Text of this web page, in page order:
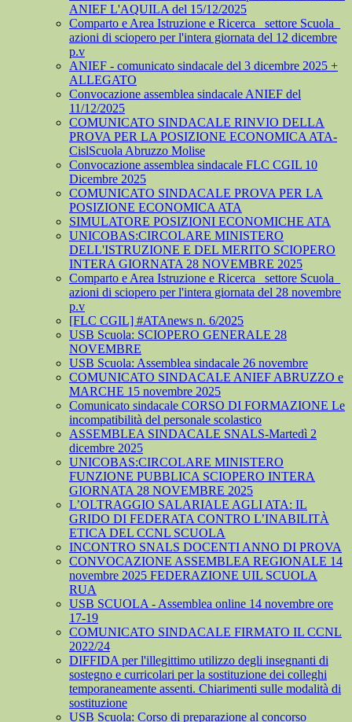
ANIEF L'AQUILA del 15/12/2025
Comparto e Area Istruzione e Ricerca_ settore Scuola_
azioni di sciopero per l'intera giornata del 12 dicembre
p.v
ANIEF - comunicato sindacale del 3 dicembre 2025 +
ALLEGATO
Convocazione assemblea sindacale ANIEF del
11/12/2025
COMUNICATO SINDACALE RINVIO DELLA
PROVA PER LA POSIZIONE ECONOMICA ATA-
CislScuola Abruzzo Molise
Convocazione assemblea sindacale FLC CGIL 10
Dicembre 2025
COMUNICATO SINDACALE PROVA PER LA
POSIZIONE ECONOMICA ATA
SIMULATORE POSIZIONI ECONOMICHE ATA
UNICOBAS:CIRCOLARE MINISTERO
DELL'ISTRUZIONE E DEL MERITO SCIOPERO
INTERA GIORNATA 28 NOVEMBRE 2025
Comparto e Area Istruzione e Ricerca_ settore Scuola_
azioni di sciopero per l'intera giornata del 28 novembre
p.v
[FLC CGIL] #ATAnews n. 6/2025
USB Scuola: SCIOPERO GENERALE 28
NOVEMBRE
USB Scuola: Assemblea sindacale 26 novembre
COMUNICATO SINDACALE ANIEF ABRUZZO e
MARCHE 15 novembre 2025
Comunicato sindacale CORSO DI FORMAZIONE Le
incompatibilità del personale scolastico
ASSEMBLEA SINDACALE SNALS-Martedì 2
dicembre 2025
UNICOBAS:CIRCOLARE MINISTERO
FUNZIONE PUBBLICA SCIOPERO INTERA
GIORNATA 28 NOVEMBRE 2025
L’OLTRAGGIO SALARIALE AGLI ATA: IL
GRIDO DI FEDERATA CONTRO L’INABILITÀ
ETICA DEL CCNL SCUOLA
INCONTRO SNALS DOCENTI ANNO DI PROVA
CONVOCAZIONE ASSEMBLEA REGIONALE 14
novembre 2025 FEDERAZIONE UIL SCUOLA
RUA
USB SCUOLA - Assemblea online 14 novembre ore
17-19
COMUNICATO SINDACALE FIRMATO IL CCNL
2022/24
DIFFIDA per l'illegittimo utilizzo degli insegnanti di
sostegno e curricolari per la sostituzione dei colleghi
temporaneamente assenti. Chiarimenti sulle modalità di
sostituzione
USB Scuola: Corso di preparazione al concorso